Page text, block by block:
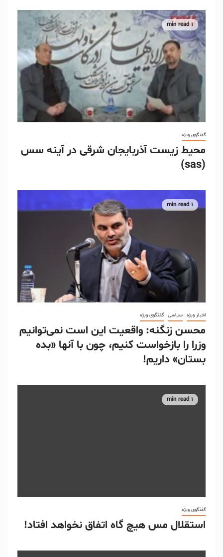
1 min read
گفتگوی ویژه
محیط زیست آذربایجان شرقی در آینه سس
(sas)
1 min read
اخبار ویژه سیاسی گفتگوی ویژه
محسن زنگنه: واقعیت این است نمی‌توانیم
وزرا را بازخواست کنیم، چون با آنها «بده
بستان» داریم!
1 min read
گفتگوی ویژه
استقلال مس هیچ گاه اتفاق نخواهد افتاد!